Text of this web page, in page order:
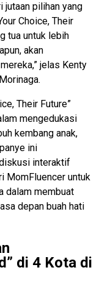
jutaan pilihan yang
Choice, Their
tua untuk lebih
akan
jelas Kenty
Their Future”
mengedukasi
kembang anak,
ini
interaktif
MomFluencer untuk
dalam membuat
depan buah hati
di 4 Kota di